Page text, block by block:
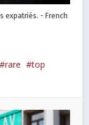
expatriés. - French
rare
top